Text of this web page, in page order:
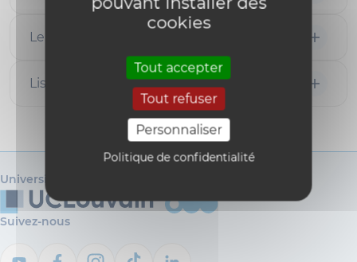
cookies
Tout accepter
Tout refuser
Personnaliser
Politique de confidentialité
Le répertoire des thèses THÉODOC
Liste des thèses soutenues de 1989 à 2008
Université catholique de Louvain
Suivez-nous